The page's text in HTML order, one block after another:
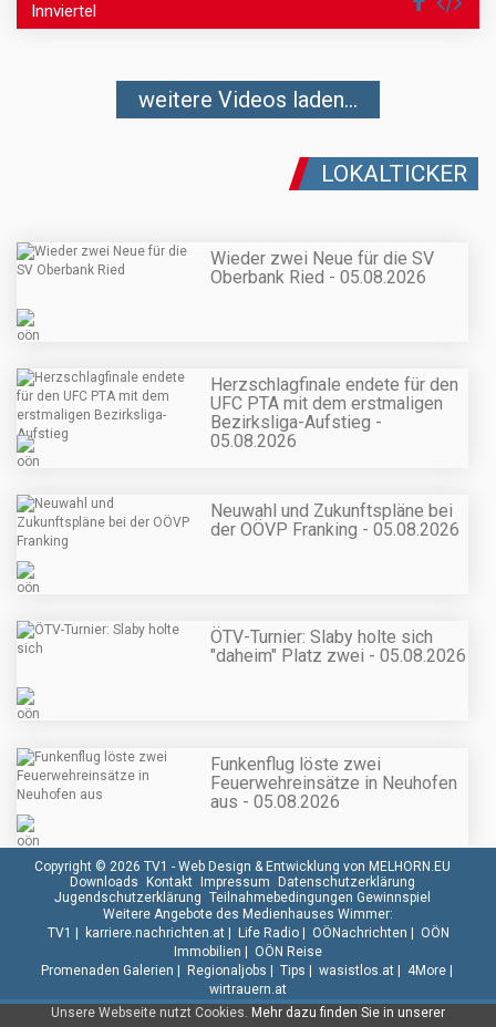
Innviertel
weitere Videos laden...
LOKALTICKER
Wieder zwei Neue für die SV
Oberbank Ried - 05.08.2026
Herzschlagfinale endete für den
UFC PTA mit dem erstmaligen
Bezirksliga-Aufstieg -
05.08.2026
Neuwahl und Zukunftspläne bei
der OÖVP Franking - 05.08.2026
ÖTV-Turnier: Slaby holte sich
"daheim" Platz zwei - 05.08.2026
Funkenflug löste zwei
Feuerwehreinsätze in Neuhofen
aus - 05.08.2026
Unsere Webseite nutzt Cookies. Mehr dazu finden Sie in unserer
Copyright © 2026 TV1 - Web Design & Entwicklung von MELHORN.EU
Downloads Kontakt Impressum Datenschutzerklärung
Jugendschutzerklärung Teilnahmebedingungen Gewinnspiel
Weitere Angebote des Medienhauses Wimmer:
TV1 | karriere.nachrichten.at| Life Radio| OÖNachrichten | OÖN
Immobilien | OÖN Reise
Promenaden Galerien | Regionaljobs | Tips | wasistlos.at| 4More|
wirtrauern.at